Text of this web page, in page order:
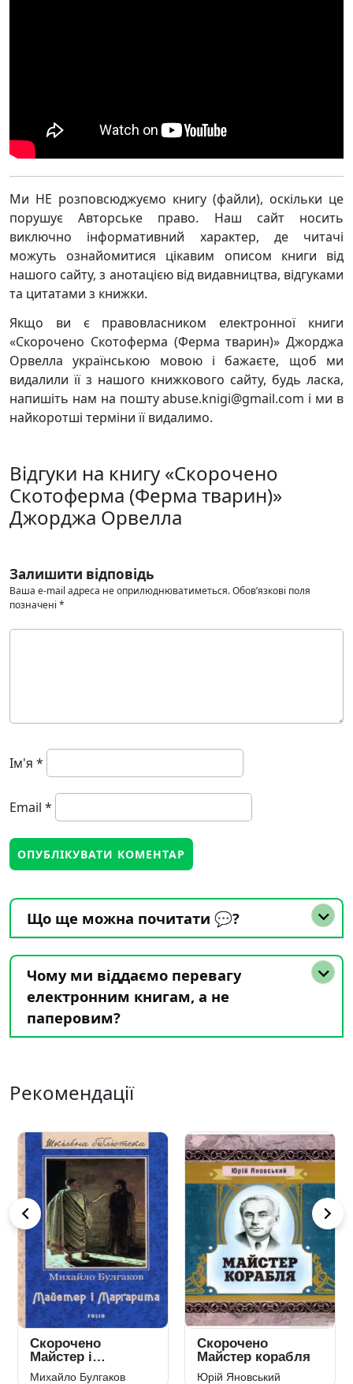
Ми НЕ розповсюджуємо книгу (файли), оскільки це
порушує Авторське право. Наш сайт носить
виключно інформативний характер, де читачі
можуть ознайомитися цікавим описом книги від
нашого сайту, з анотацією від видавництва, відгуками
та цитатами з книжки.
Якщо ви є правовласником електронної книги
«Скорочено Скотоферма (Ферма тварин)» Джорджа
Орвелла українською мовою і бажаєте, щоб ми
видалили її з нашого книжкового сайту, будь ласка,
напишіть нам на пошту abuse.knigi@gmail.com і ми в
найкоротші терміни її видалимо.
Відгуки на книгу «Скорочено
Скотоферма (Ферма тварин)»
Джорджа Орвелла
Залишити відповідь
Ваша e-mail адреса не оприлюднюватиметься.Обов’язкові поля
позначені *
Ім'я *
Email *
Що ще можна почитати 💬?
Чому ми віддаємо перевагу
електронним книгам, а не
паперовим?
Рекомендації
Скорочено
Майстер і
Маргарита
Михайло Булгаков
Скорочено
Майстер корабля
Юрій Яновський